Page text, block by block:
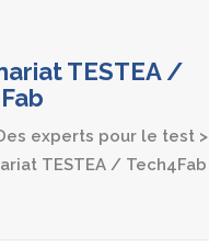
TESTEA /
experts pour le test >
TESTEA / Tech4Fab